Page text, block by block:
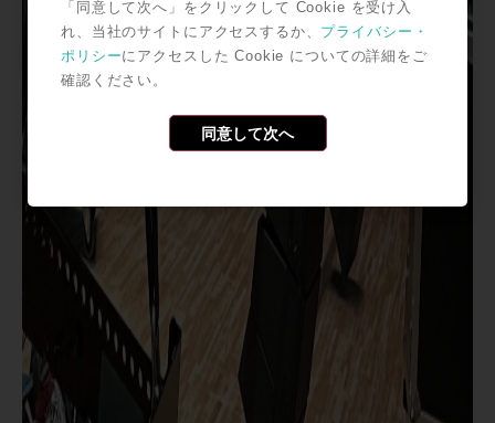
「同意して次へ」をクリックして Cookie を受け入
れ、当社のサイトにアクセスするか、 プライバシー・
ポリシーにアクセスした Cookie についての詳細をご
確認ください。
同意して次へ